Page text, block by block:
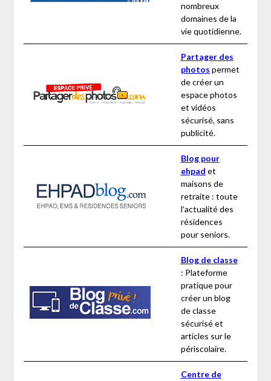
nombreux
domaines de la
vie quotidienne.
Partager des
photos permet
de créer un
espace photos
et vidéos
sécurisé, sans
publicité.
Blog pour
ehpad et
maisons de
retraite : toute
l’actualité des
résidences
pour seniors.
Blog de classe
: Plateforme
pratique pour
créer un blog
de classe
sécurisé et
articles sur le
périscolaire.
Centre de